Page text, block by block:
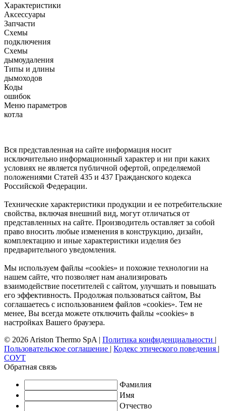
Характеристики
Аксессуары
Запчасти
Схемы
подключения
Схемы
дымоудаления
Типы и длины
дымоходов
Коды
ошибок
Меню параметров
котла
Вся представленная на сайте информация носит
исключительно информационный характер и ни при каких
условиях не является публичной офертой, определяемой
положениями Статей 435 и 437 Гражданского кодекса
Российской Федерации.
Технические характеристики продукции и ее потребительские
свойства, включая внешний вид, могут отличаться от
представленных на сайте. Производитель оставляет за собой
право вносить любые изменения в конструкцию, дизайн,
комплектацию и иные характеристики изделия без
предварительного уведомления.
Мы используем файлы «cookies» и похожие технологии на
нашем сайте, что позволяет нам анализировать
взаимодействие посетителей с сайтом, улучшать и повышать
его эффективность. Продолжая пользоваться сайтом, Вы
соглашаетесь с использованием файлов «cookies». Тем не
менее, Вы всегда можете отключить файлы «cookies» в
настройках Вашего браузера.
© 2026 Ariston Thermo SpA | Политика конфиденциальности |
Пользовательское соглашение | Кодекс этического поведения |
СОУТ
Обратная связь
Фамилия
Имя
Отчество